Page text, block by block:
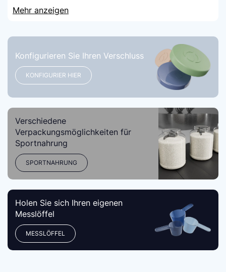
Mehr anzeigen
Konfigurieren Sie Ihren Verschluss
KONFIGURIER HIER
Verschiedene
Verpackungsmöglichkeiten für
Sportnahrung
SPORTNAHRUNG
Holen Sie sich Ihren eigenen
Messlöffel
MESSLÖFFEL